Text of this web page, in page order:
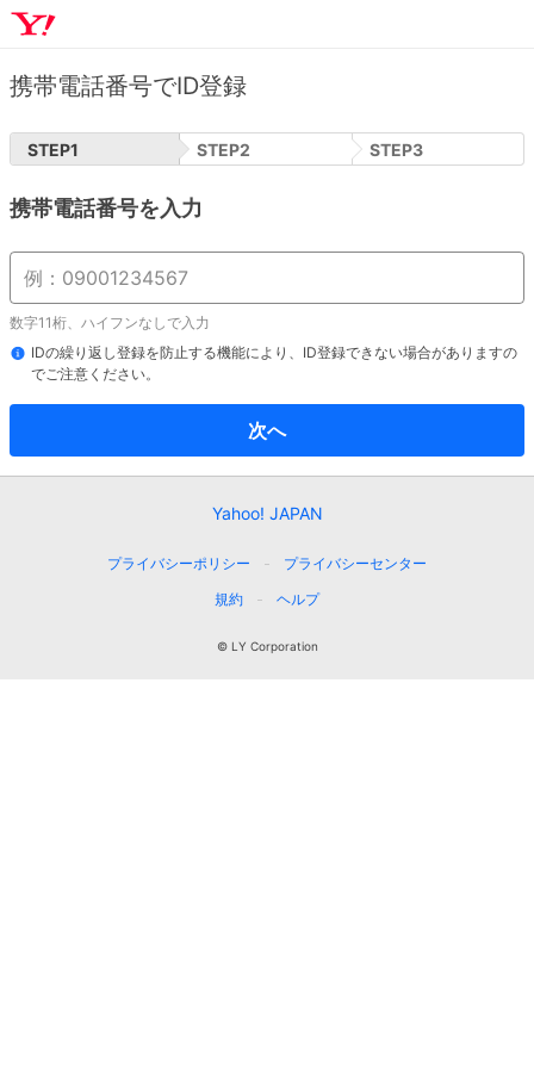
携帯電話番号でID登録
STEP1 STEP2 STEP3
携帯電話番号を入力
数字11桁、ハイフンなしで入力
IDの繰り返し登録を防止する機能により、ID登録できない場合がありますの
でご注意ください。
次へ
Yahoo! JAPAN
プライバシーポリシー
プライバシーセンター
規約
ヘルプ
© LY Corporation